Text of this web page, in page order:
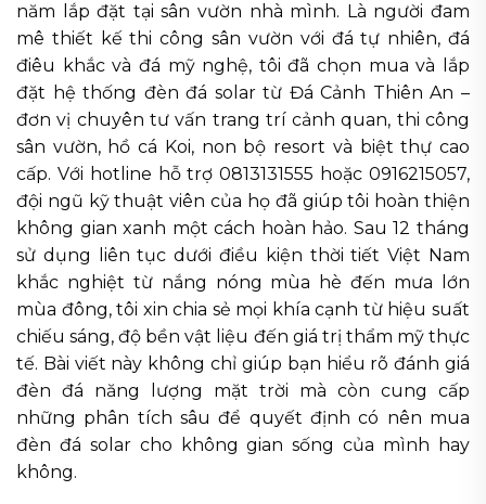
năm lắp đặt tại sân vườn nhà mình. Là người đam
mê thiết kế thi công sân vườn với đá tự nhiên, đá
điêu khắc và đá mỹ nghệ, tôi đã chọn mua và lắp
đặt hệ thống đèn đá solar từ Đá Cảnh Thiên An –
đơn vị chuyên tư vấn trang trí cảnh quan, thi công
sân vườn, hồ cá Koi, non bộ resort và biệt thự cao
cấp. Với hotline hỗ trợ 0813131555 hoặc 0916215057,
đội ngũ kỹ thuật viên của họ đã giúp tôi hoàn thiện
không gian xanh một cách hoàn hảo. Sau 12 tháng
sử dụng liên tục dưới điều kiện thời tiết Việt Nam
khắc nghiệt từ nắng nóng mùa hè đến mưa lớn
mùa đông, tôi xin chia sẻ mọi khía cạnh từ hiệu suất
chiếu sáng, độ bền vật liệu đến giá trị thẩm mỹ thực
tế. Bài viết này không chỉ giúp bạn hiểu rõ đánh giá
đèn đá năng lượng mặt trời mà còn cung cấp
những phân tích sâu để quyết định có nên mua
đèn đá solar cho không gian sống của mình hay
không.